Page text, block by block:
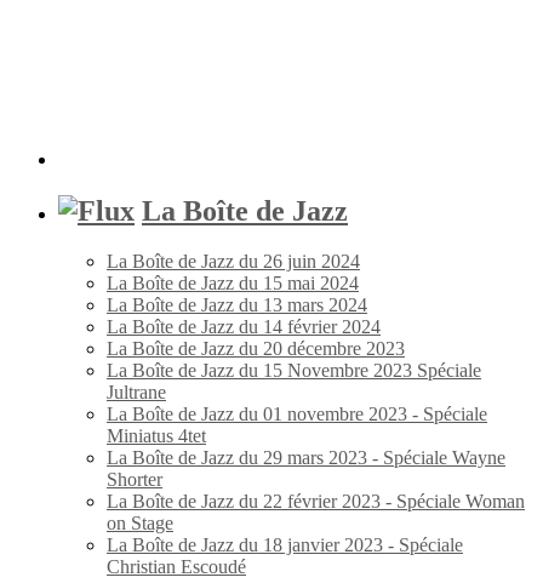
La Boîte de Jazz
La Boîte de Jazz du 26 juin 2024
La Boîte de Jazz du 15 mai 2024
La Boîte de Jazz du 13 mars 2024
La Boîte de Jazz du 14 février 2024
La Boîte de Jazz du 20 décembre 2023
La Boîte de Jazz du 15 Novembre 2023 Spéciale
Jultrane
La Boîte de Jazz du 01 novembre 2023 - Spéciale
Miniatus 4tet
La Boîte de Jazz du 29 mars 2023 - Spéciale Wayne
Shorter
La Boîte de Jazz du 22 février 2023 - Spéciale Woman
on Stage
La Boîte de Jazz du 18 janvier 2023 - Spéciale
Christian Escoudé